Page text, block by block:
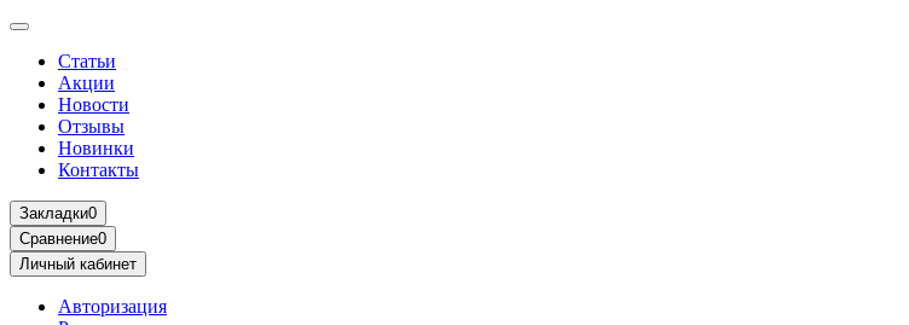
Статьи
Акции
Новости
Отзывы
Новинки
Контакты
Закладки0
Сравнение0
Личный кабинет
Авторизация